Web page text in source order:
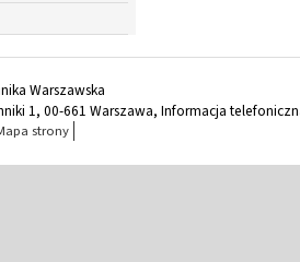
Warszawska
1, 00-661 Warszawa, Informacja
strony